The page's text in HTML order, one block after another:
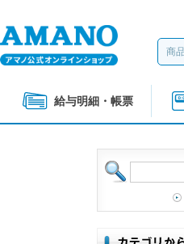
給与明細・帳票